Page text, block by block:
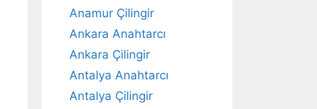
Anamur Çilingir
Ankara Anahtarcı
Ankara Çilingir
Antalya Anahtarcı
Antalya Çilingir